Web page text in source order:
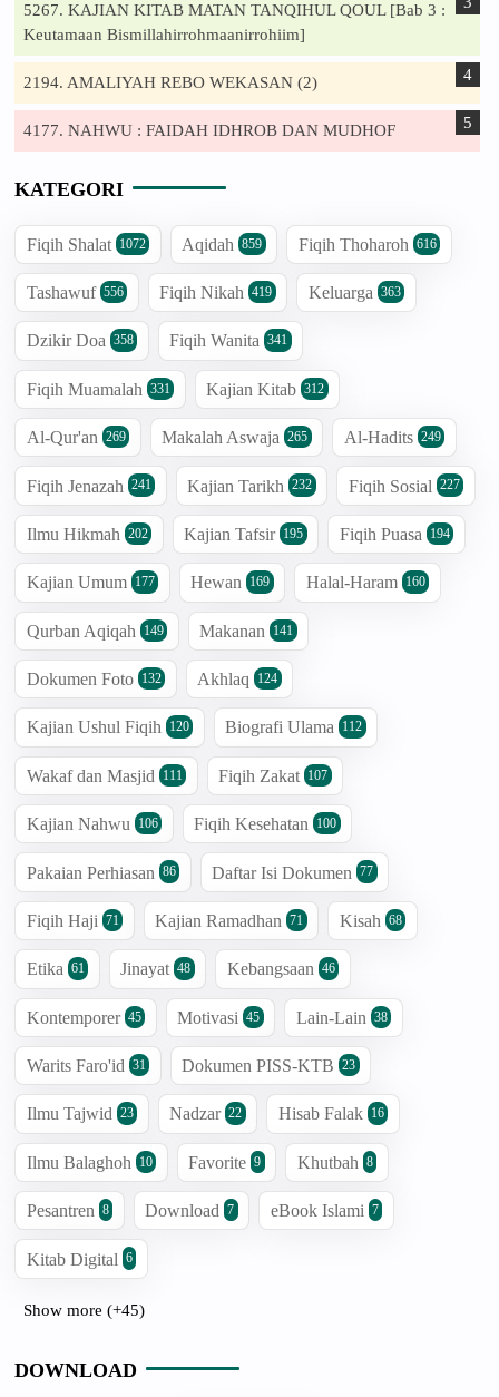
5267. KAJIAN KITAB MATAN TANQIHUL QOUL [Bab 3 :
Keutamaan Bismillahirrohmaanirrohiim]
2194. AMALIYAH REBO WEKASAN (2)
4177. NAHWU : FAIDAH IDHROB DAN MUDHOF
KATEGORI
Fiqih Shalat 1072 Aqidah 859 Fiqih Thoharoh 616
Tashawuf 556 Fiqih Nikah 419 Keluarga 363
Dzikir Doa 358 Fiqih Wanita 341
Fiqih Muamalah 331 Kajian Kitab 312
Al-Qur'an 269 Makalah Aswaja 265 Al-Hadits 249
Fiqih Jenazah 241 Kajian Tarikh 232 Fiqih Sosial 227
Ilmu Hikmah 202 Kajian Tafsir 195 Fiqih Puasa 194
Kajian Umum 177 Hewan 169 Halal-Haram 160
Qurban Aqiqah 149 Makanan 141
Dokumen Foto 132 Akhlaq 124
Kajian Ushul Fiqih 120 Biografi Ulama 112
Wakaf dan Masjid 111 Fiqih Zakat 107
Kajian Nahwu 106 Fiqih Kesehatan 100
Pakaian Perhiasan 86 Daftar Isi Dokumen 77
Fiqih Haji 71 Kajian Ramadhan 71 Kisah 68
Etika 61 Jinayat 48 Kebangsaan 46
Kontemporer 45 Motivasi 45 Lain-Lain 38
Warits Faro'id 31 Dokumen PISS-KTB 23
Ilmu Tajwid 23 Nadzar 22 Hisab Falak 16
Ilmu Balaghoh 10 Favorite 9 Khutbah 8
Pesantren 8 Download 7 eBook Islami 7
Kitab Digital 6
Show more (+45)
DOWNLOAD